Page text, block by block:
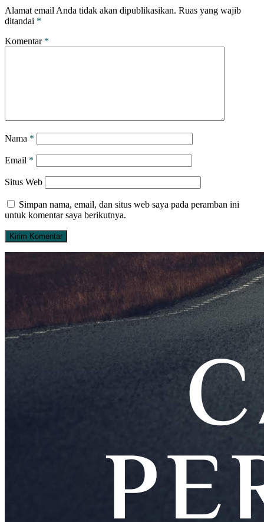
Alamat email Anda tidak akan dipublikasikan. Ruas yang wajib
ditandai *
Komentar *
Nama *
Email *
Situs Web
Simpan nama, email, dan situs web saya pada peramban ini
untuk komentar saya berikutnya.